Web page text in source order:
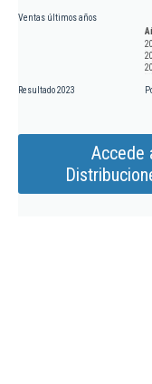
Ventas últimos años
Resultado 2023
Accede